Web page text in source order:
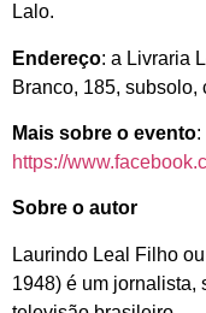
Lalo.
Endereço: a Livraria
Branco, 185, subsolo,
Mais sobre o evento:
https://
Sobre o autor
Laurindo Leal Filho
1948) é um jornalista,